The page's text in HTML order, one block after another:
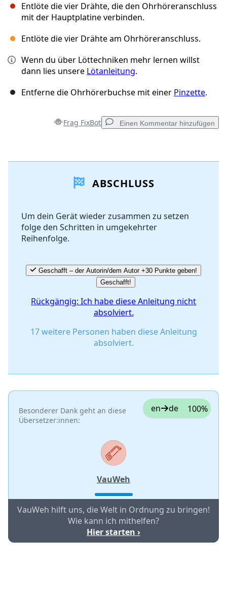
Entlöte die vier Drähte, die den Ohrhöreranschluss
mit der Hauptplatine verbinden.
Entlöte die vier Drähte am Ohrhöreranschluss.
Wenn du über Löttechniken mehr lernen willst
dann lies unsere Lötanleitung.
Entferne die Ohrhörerbuchse mit einer Pinzette.
Frag FixBot Einen Kommentar hinzufügen
Kommentar hinzufügen
Abbrechen
ABSCHLUSS
Um dein Gerät wieder zusammen zu setzen
folge den Schritten in umgekehrter
Reihenfolge.
Geschafft – der Autorin/dem Autor +30 Punkte geben!
Geschafft!
Rückgängig: Ich habe diese Anleitung nicht
absolviert.
17 weitere Personen haben diese Anleitung
absolviert.
Besonderer Dank geht an diese
Übersetzer:innen:
en de 100%
VauWeh
VauWeh hilft uns, die Welt in Ordnung zu bringen!
Wie kann ich mithelfen?
Hier starten ›